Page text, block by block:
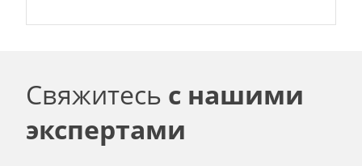
Свяжитесь с нашими
экспертами